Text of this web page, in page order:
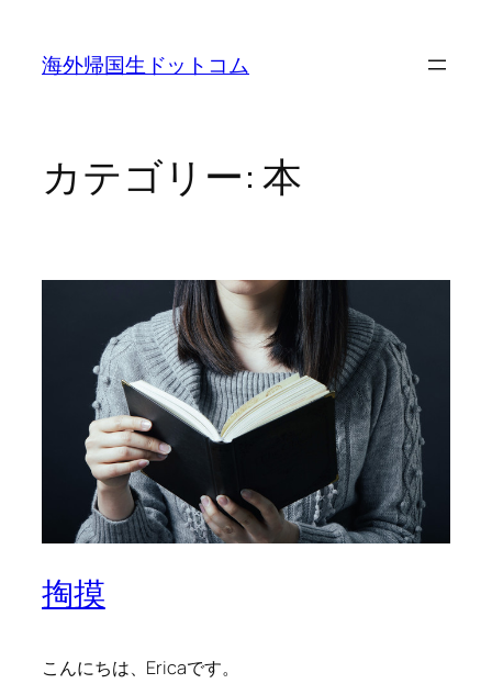
海外帰国生ドットコム
カテゴリー:本
掏摸
こんにちは、Ericaです。